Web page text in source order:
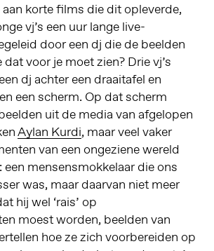
korte films die dit opleverde,
vj’s een uur lange live-
door een dj die de beelden
voor je moet zien? Drie vj’s
dj achter een draaitafel en
een scherm. Op dat scherm
uit de media van afgelopen
Aylan Kurdi, maar veel vaker
van een ongeziene wereld
mensensmokkelaar die ons
was, maar daarvan niet meer
hij wel ‘rais’ op
moest worden, beelden van
hoe ze zich voorbereiden op